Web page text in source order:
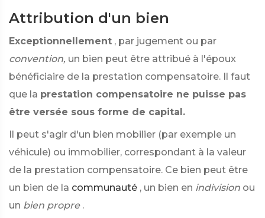
Attribution d'un bien
Exceptionnellement , par jugement ou par
convention, un bien peut être attribué à l'époux
bénéficiaire de la prestation compensatoire. Il faut
que la prestation compensatoire ne puisse pas
être versée sous forme de capital.
Il peut s'agir d'un bien mobilier (par exemple un
véhicule) ou immobilier, correspondant à la valeur
de la prestation compensatoire. Ce bien peut être
un bien de la communauté , un bien en indivision ou
un bien propre .